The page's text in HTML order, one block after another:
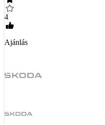
4
Ajánlás